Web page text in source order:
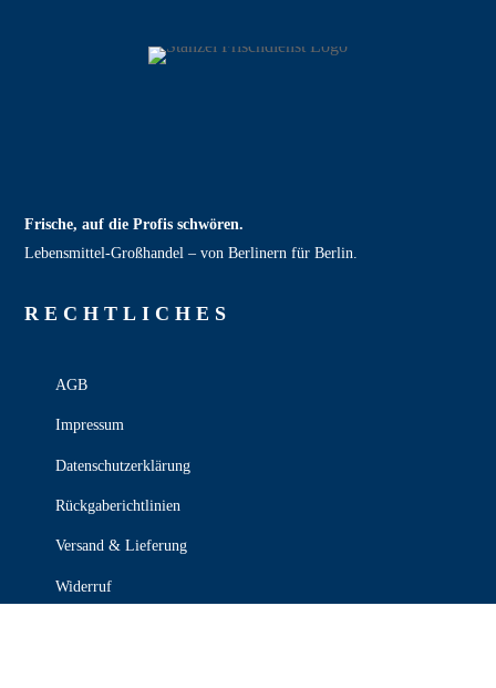
Frische, auf die Profis schwören.
Lebensmittel‑Großhandel – von Berlinern für Berlin.
RECHT­LICHES
AGB
Impressum
Datenschutzerklärung
Rückgaberichtlinien
Versand & Lieferung
Widerruf